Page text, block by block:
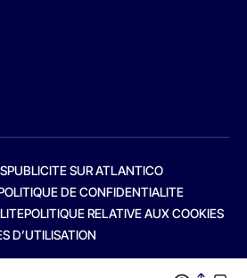
PUBLICITE SUR ATLANTICO
DE CONFIDENTIALITE
POLITIQUE RELATIVE AUX COOKIES
D’UTILISATION